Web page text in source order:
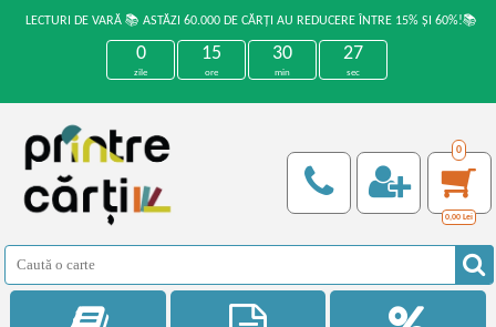
LECTURI DE VARĂ 📚 ASTĂZI 60.000 DE CĂRȚI AU REDUCERE ÎNTRE 15% ȘI 60%!📚
0
zile
15
ore
30
min
27
sec
0
0,00 Lei